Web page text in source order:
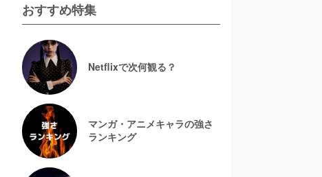
おすすめ特集
Netflixで次何観る？
マンガ・アニメキャラの強さ
ランキング